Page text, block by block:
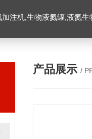
注机,生物液氮罐,液氮生物
产品展示 /